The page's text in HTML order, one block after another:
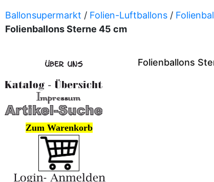
Ballonsupermarkt / Folien-Luftballons /
Folienballons Sterne 45 cm
Folienballons
Zum Warenkorb